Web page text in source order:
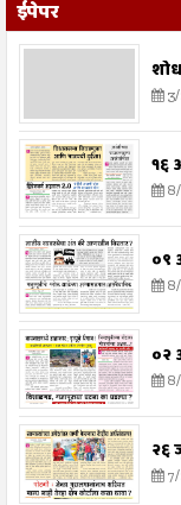
ईपेपर
3/
१६
8/
०९
०२
२६